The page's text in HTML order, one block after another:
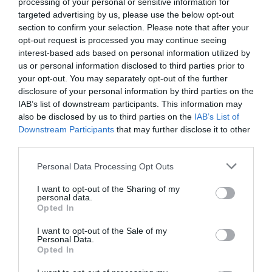
targeted advertising by us, please use the below opt-out
section to confirm your selection. Please note that after your
opt-out request is processed you may continue seeing
interest-based ads based on personal information utilized by
us or personal information disclosed to third parties prior to
your opt-out. You may separately opt-out of the further
disclosure of your personal information by third parties on the
IAB’s list of downstream participants. This information may
also be disclosed by us to third parties on the IAB’s List of
Downstream Participants that may further disclose it to other
Personal Data Processing Opt Outs
I want to opt-out of the Sharing of my
personal data.
Opted In
I want to opt-out of the Sale of my
Personal Data.
Opted In
nuclear en estos contratos, una propuesta de
vital importancia para Francia y que despertó
fuertes críticas por parte de Alemania. El acuerdo
alcanzado no supone el fin del sistema
marginalista actual, que establece que la
tecnología más cara que entra en el
poolenergético -normalmente el gas- sea la que
marque los precios.
mínimo y apostar por sistemas alternativos de
fijación de precios. El punto más relevante son los
contratos por deferencia, unos contratos a largo
electricidad pactan un precio. Si el precio final ha
sido mayor o menor de lo acordado por